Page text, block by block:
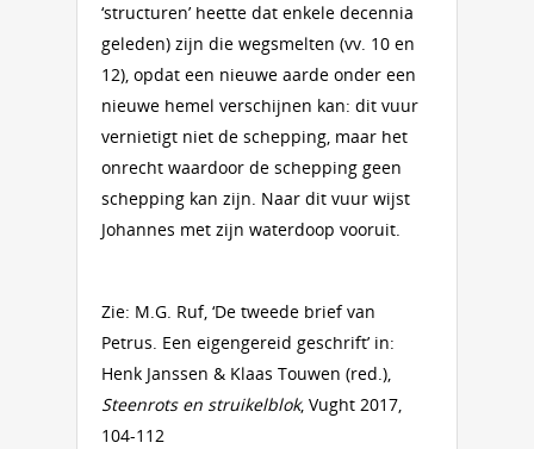
‘structuren’ heette dat enkele decennia
geleden) zijn die wegsmelten (vv. 10 en
12), opdat een nieuwe aarde onder een
nieuwe hemel verschijnen kan: dit vuur
vernietigt niet de schepping, maar het
onrecht waardoor de schepping geen
schepping kan zijn. Naar dit vuur wijst
Johannes met zijn waterdoop vooruit.
Zie: M.G. Ruf, ‘De tweede brief van
Petrus. Een eigengereid geschrift’ in:
Henk Janssen & Klaas Touwen (red.),
Steenrots en struikelblok, Vught 2017,
104-112